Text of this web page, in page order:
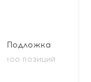
Подложка
100 ПОЗИЦИЙ